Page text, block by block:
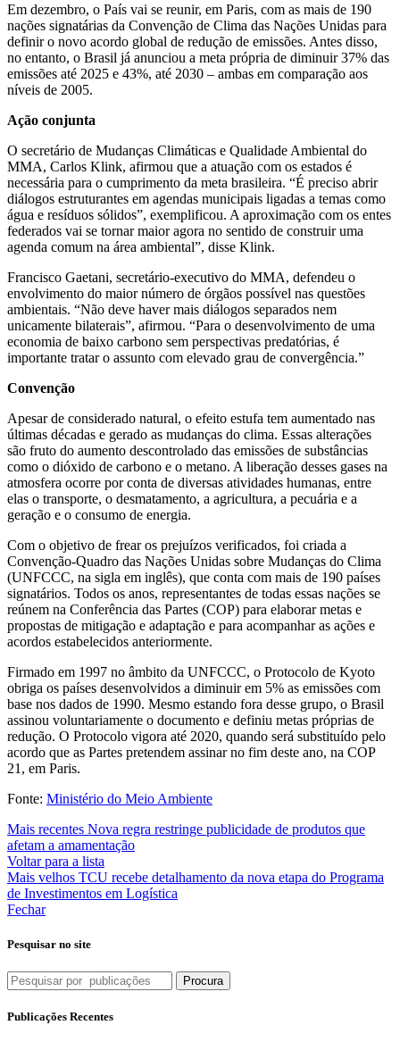
Em dezembro, o País vai se reunir, em Paris, com as mais de 190
nações signatárias da Convenção de Clima das Nações Unidas para
definir o novo acordo global de redução de emissões. Antes disso,
no entanto, o Brasil já anunciou a meta própria de diminuir 37% das
emissões até 2025 e 43%, até 2030 – ambas em comparação aos
níveis de 2005.
Ação conjunta
O secretário de Mudanças Climáticas e Qualidade Ambiental do
MMA, Carlos Klink, afirmou que a atuação com os estados é
necessária para o cumprimento da meta brasileira. “É preciso abrir
diálogos estruturantes em agendas municipais ligadas a temas como
água e resíduos sólidos”, exemplificou. A aproximação com os entes
federados vai se tornar maior agora no sentido de construir uma
agenda comum na área ambiental”, disse Klink.
Francisco Gaetani, secretário-executivo do MMA, defendeu o
envolvimento do maior número de órgãos possível nas questões
ambientais. “Não deve haver mais diálogos separados nem
unicamente bilaterais”, afirmou. “Para o desenvolvimento de uma
economia de baixo carbono sem perspectivas predatórias, é
importante tratar o assunto com elevado grau de convergência.”
Convenção
Apesar de considerado natural, o efeito estufa tem aumentado nas
últimas décadas e gerado as mudanças do clima. Essas alterações
são fruto do aumento descontrolado das emissões de substâncias
como o dióxido de carbono e o metano. A liberação desses gases na
atmosfera ocorre por conta de diversas atividades humanas, entre
elas o transporte, o desmatamento, a agricultura, a pecuária e a
geração e o consumo de energia.
Com o objetivo de frear os prejuízos verificados, foi criada a
Convenção-Quadro das Nações Unidas sobre Mudanças do Clima
(UNFCCC, na sigla em inglês), que conta com mais de 190 países
signatários. Todos os anos, representantes de todas essas nações se
reúnem na Conferência das Partes (COP) para elaborar metas e
propostas de mitigação e adaptação e para acompanhar as ações e
acordos estabelecidos anteriormente.
Firmado em 1997 no âmbito da UNFCCC, o Protocolo de Kyoto
obriga os países desenvolvidos a diminuir em 5% as emissões com
base nos dados de 1990. Mesmo estando fora desse grupo, o Brasil
assinou voluntariamente o documento e definiu metas próprias de
redução. O Protocolo vigora até 2020, quando será substituído pelo
acordo que as Partes pretendem assinar no fim deste ano, na COP
21, em Paris.
Fonte: Ministério do Meio Ambiente
Mais recentes Nova regra restringe publicidade de produtos que
afetam a amamentação
Voltar para a lista
Mais velhos TCU recebe detalhamento da nova etapa do Programa
de Investimentos em Logística
Fechar
Pesquisar no site
Procura
Publicações Recentes